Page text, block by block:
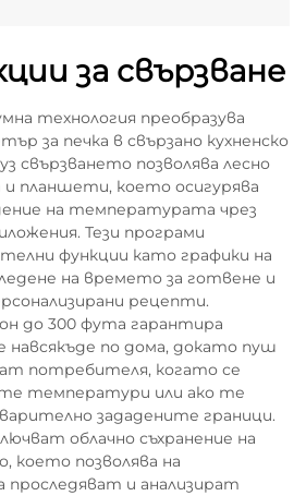
за свързване
технология преобразува
за печка в свързано кухненско
свързването позволява лесно
и планшети, което осигурява
на температурата чрез
Тези програми
функции като графики на
на времето за готвене и
рецепти.
до 300 фута гарантира
навсякъде по дома, докато пуш
потребителя, когато се
температури или ако те
зададените граници.
облачно съхранение на
което позволява на
и анализират